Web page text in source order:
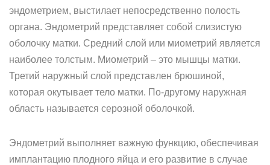
эндометрием, выстилает непосредственно полость
органа. Эндометрий представляет собой слизистую
оболочку матки. Средний слой или миометрий является
наиболее толстым. Миометрий – это мышцы матки.
Третий наружный слой представлен брюшиной,
которая окутывает тело матки. По-другому наружная
область называется серозной оболочкой.
Эндометрий выполняет важную функцию, обеспечивая
имплантацию плодного яйца и его развитие в случае